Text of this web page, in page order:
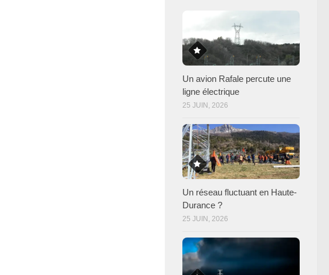
Un avion Rafale percute une
ligne électrique
25 JUIN, 2026
Un réseau fluctuant en Haute-
Durance ?
25 JUIN, 2026